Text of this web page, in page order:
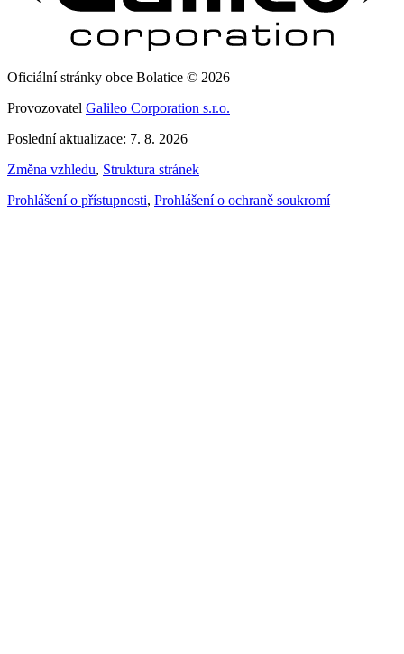
Oficiální stránky obce Bolatice © 2026
Provozovatel Galileo Corporation s.r.o.
Poslední aktualizace: 7. 8. 2026
Změna vzhledu, Struktura stránek
Prohlášení o přístupnosti, Prohlášení o ochraně soukromí